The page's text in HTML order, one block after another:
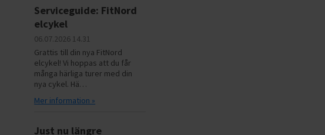
Serviceguide: FitNord
elcykel
06.07.2026 14.31
Grattis till din nya FitNord
elcykel! Vi hoppas att du får
många härliga turer med din
nya cykel. Hä…
Mer information »
Just nu längre